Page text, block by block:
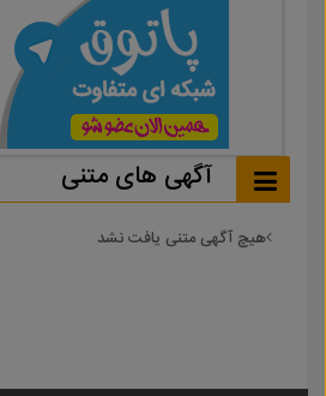
آگهی های متنی
هیچ آگهی متنی یافت نشد